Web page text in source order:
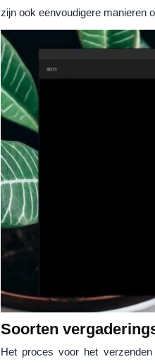
zijn ook eenvoudigere manieren
Soorten
Het proces voor het